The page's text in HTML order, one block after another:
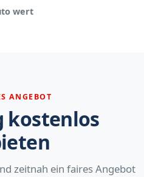
wert
ANGEBOT
kostenlos
zeitnah ein faires Angebot